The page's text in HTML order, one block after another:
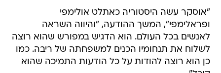
"אוסקר עשה היסטוריה כאתלט אולימפי
ופראלימפי", המשך ההודעה, "והיווה השראה
לאנשים בכל העולם. הוא הדגיש במפורש שהוא רוצה
לשלוח את תנחומיו הכנים למשפחתה של ריבה. כמו
כן הוא רוצה להודות על כל הודעות התמיכה שהוא